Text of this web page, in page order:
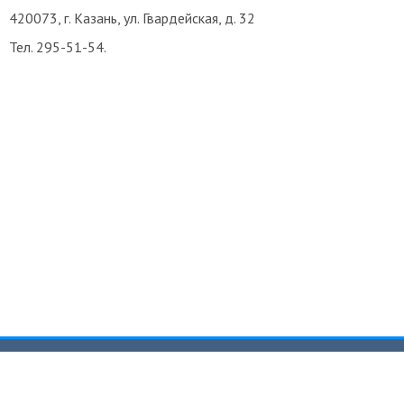
420073, г. Казань, ул. Гвардейская, д. 32
Тел. 295-51-54.